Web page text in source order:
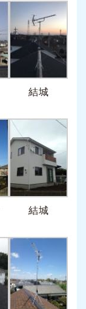
結城
結城